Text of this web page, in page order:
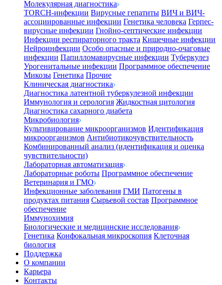
Молекулярная диагностика
TORCH-инфекции Вирусные гепатиты ВИЧ и ВИЧ-
ассоциированные инфекции Генетика человека Герпес-
вирусные инфекции Гнойно-септические инфекции
Инфекции респираторного тракта Кишечные инфекции
Нейроинфекции Особо опасные и природно-очаговые
инфекции Папилломавирусные инфекции Туберкулез
Урогенитальные инфекции Программное обеспечение
Микозы Генетика Прочие
Клиническая диагностика
Диагностика латентной туберкулезной инфекции
Иммунология и серология Жидкостная цитология
Диагностика сахарного диабета
Микробиология
Культивирование микроорганизмов Идентификация
микроорганизмов Антибиотикочувствительность
Комбинированный анализ (идентификация и оценка
чувствительности)
Лабораторная автоматизация
Лабораторные роботы Программное обеспечение
Ветеринария и ГМО
Инфекционные заболевания ГМИ Патогены в
продуктах питания Сырьевой состав Программное
обеспечение
Иммунохимия
Биологические и медицинские исследования
Генетика Конфокальная микроскопия Клеточная
биология
Поддержка
О компании
Карьера
Контакты